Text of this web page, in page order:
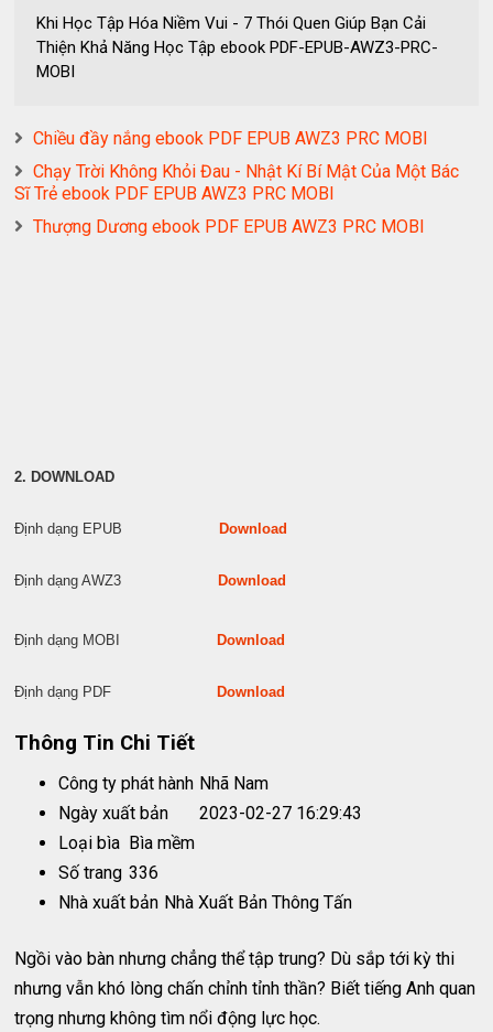
Khi Học Tập Hóa Niềm Vui - 7 Thói Quen Giúp Bạn Cải
Thiện Khả Năng Học Tập ebook PDF-EPUB-AWZ3-PRC-
MOBI
Chiều đầy nắng ebook PDF EPUB AWZ3 PRC MOBI
Chạy Trời Không Khỏi Đau - Nhật Kí Bí Mật Của Một Bác
Sĩ Trẻ ebook PDF EPUB AWZ3 PRC MOBI
Thượng Dương ebook PDF EPUB AWZ3 PRC MOBI
2. DOWNLOAD
Định dạng EPUBDownload
Định dạng AWZ3Download
Định dạng MOBIDownload
Định dạng PDFDownload
Thông Tin Chi Tiết
Công ty phát hành Nhã Nam
Ngày xuất bản
2023-02-27 16:29:43
Loại bìa Bìa mềm
Số trang 336
Nhà xuất bản Nhà Xuất Bản Thông Tấn
Ngồi vào bàn nhưng chẳng thể tập trung? Dù sắp tới kỳ thi
nhưng vẫn khó lòng chấn chỉnh tỉnh thần? Biết tiếng Anh quan
trọng nhưng không tìm nổi động lực học.